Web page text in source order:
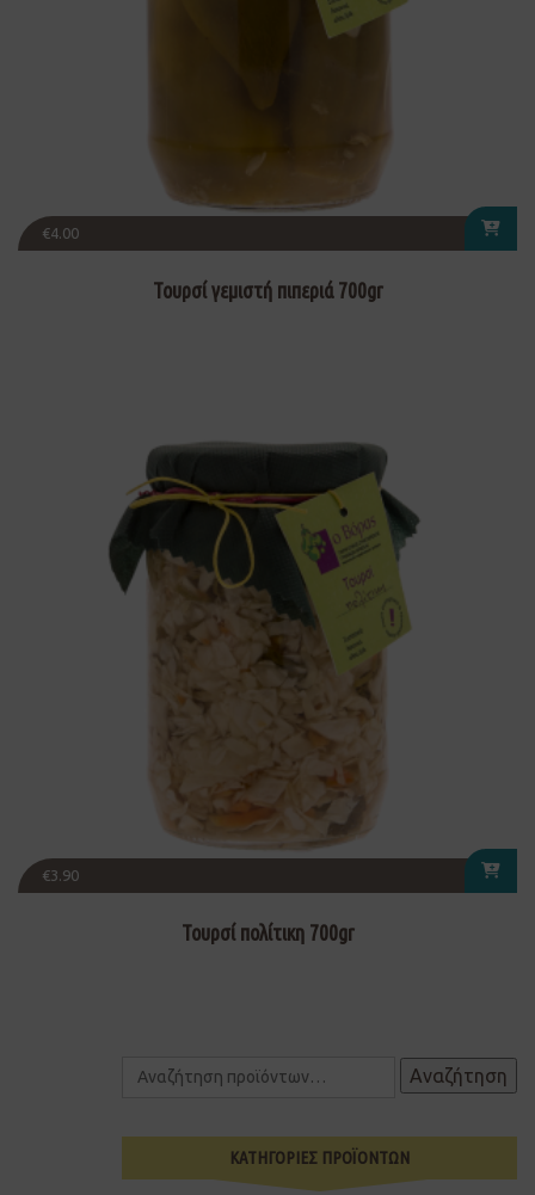
€4.00
Τουρσί γεμιστή πιπεριά 700gr
€3.90
Τουρσί πολίτικη 700gr
Αναζήτηση
ΚΑΤΗΓΟΡΙΕΣ ΠΡΟΪΟΝΤΩΝ